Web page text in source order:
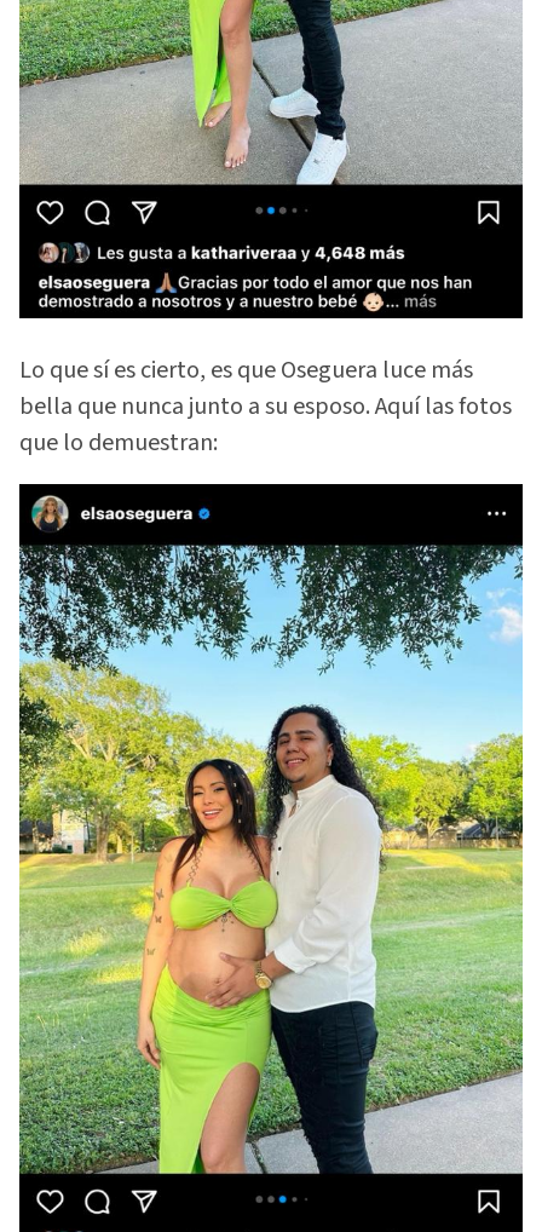
Lo que sí es cierto, es que Oseguera luce más
bella que nunca junto a su esposo. Aquí las fotos
que lo demuestran: